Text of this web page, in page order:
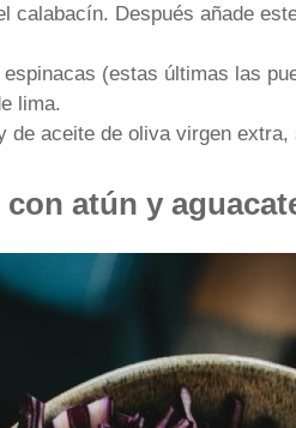
calabacín. Después añade
(estas últimas las
lima.
de aceite de oliva virgen
atún y